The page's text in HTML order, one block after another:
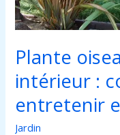
Plante
intérieur :
entretenir
Jardin
bien
l
et
cultiver